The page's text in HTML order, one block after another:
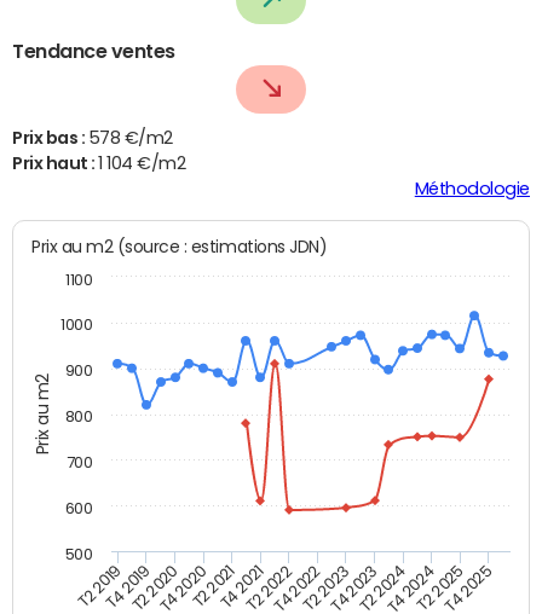
Tendance ventes
Prix bas : 578 €/m2
Prix haut :
1 104 €/m2
Méthodologie
Prix au m2
Prix au m2 (source : estimations JDN)
T2 2019T4 2019T2 2020T4 2020T2 2021T4 2021T2 2022T4 2022T2 2023T4 2023T2 2024T4 2024T2 2025T4 2025
500
600
700
800
900
1000
1100